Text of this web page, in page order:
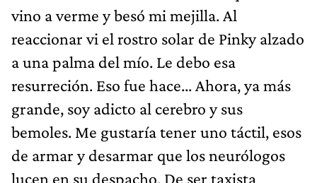
vino a verme y besó mi mejilla. Al
reaccionar vi el rostro solar de Pinky alzado
a una palma del mío. Le debo esa
resurreción. Eso fue hace... Ahora, ya más
grande, soy adicto al cerebro y sus
bemoles. Me gustaría tener uno táctil, esos
de armar y desarmar que los neurólogos
lucen en su despacho. De ser taxista